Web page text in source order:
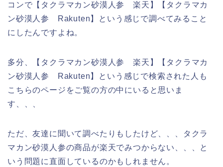
コンで【タクラマカン砂漠人参 楽天】【タクラマカ
ン砂漠人参 Rakuten】という感じで調べてみること
にしたんですよね。
多分、【タクラマカン砂漠人参 楽天】【タクラマカ
ン砂漠人参 Rakuten】という感じで検索された人も
こちらのページをご覧の方の中にいると思いま
す、、、
ただ、友達に聞いて調べたりもしたけど、、、タクラ
マカン砂漠人参の商品が楽天でみつからない、、、と
いう問題に直面しているのかもしれません。